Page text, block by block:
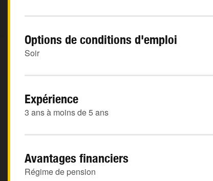
Options de conditions d'emploi
Soir
Expérience
3 ans à moins de 5 ans
Avantages financiers
Régime de pension